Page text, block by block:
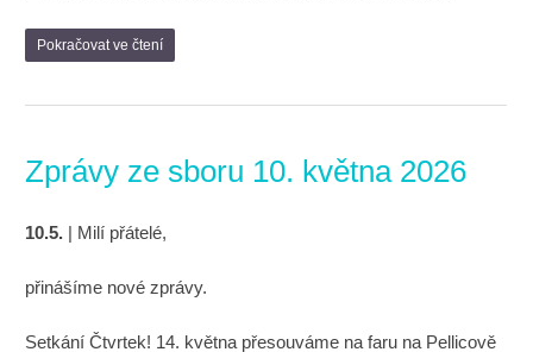
Pokračovat ve čtení
Zprávy ze sboru 10. května 2026
10.5. | Milí přátelé,
přinášíme nové zprávy.
Setkání Čtvrtek! 14. května přesouváme na faru na Pellicově